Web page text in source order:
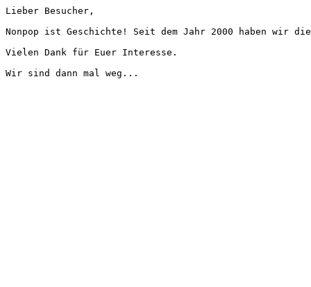
Lieber Besucher,
Nonpop ist Geschichte! Seit dem Jahr 2000 haben wir
Vielen Dank für Euer Interesse.
Wir sind dann mal weg...